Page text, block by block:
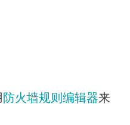
防火墙规则编辑器来